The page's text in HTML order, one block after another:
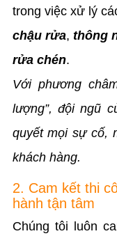
trong việc xử lý
chậu rửa, thông
rửa chén.
Với phương
lượng”, đội ngũ
quyết mọi sự cố,
khách hàng.
2. Cam kết thi
hành tận tâm
Chúng tôi luôn